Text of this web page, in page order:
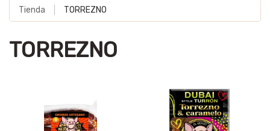
Tienda TORREZNO
TORREZNO